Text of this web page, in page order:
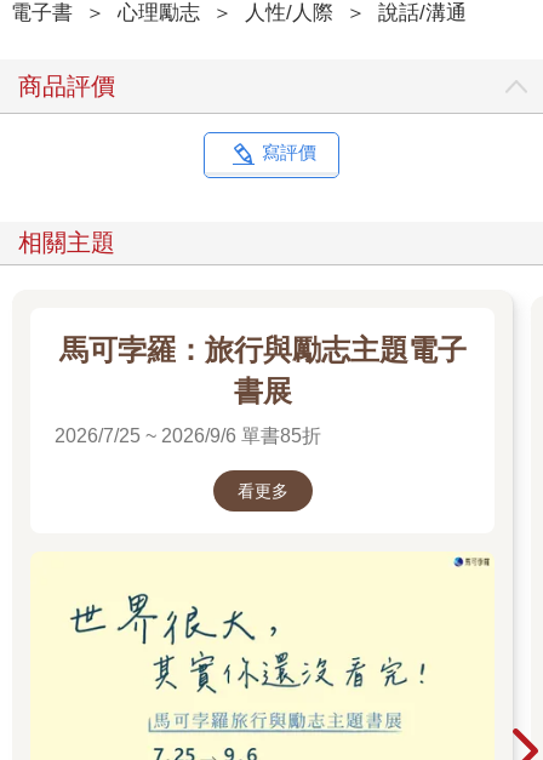
電子書 ＞ 心理勵志 ＞ 人性/人際 ＞ 說話/溝通
商品評價
寫評價
相關主題
馬可孛羅：旅行與勵志主題電子
書展
2026/7/25 ~ 2026/9/6 單書85折
看更多